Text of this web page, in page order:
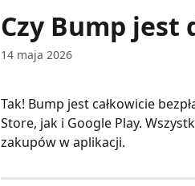
Czy Bump jest
14 maja 2026
Tak! Bump jest całkowicie
Store, jak i Google Play.
zakupów w aplikacji.